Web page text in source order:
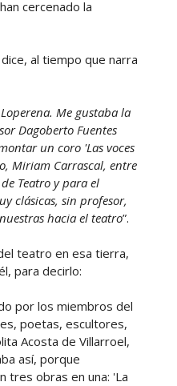
cercenado la
dice, al tiempo que narra
Me gustaba la
Dagoberto Fuentes
un coro 'Las voces
Miriam Carrascal, entre
Teatro y para el
clásicas, sin profesor,
hacia el teatro”.
teatro en esa tierra,
para decirlo:
por los miembros del
poetas, escultores,
Acosta de Villarroel,
así, porque
tres obras en una: 'La